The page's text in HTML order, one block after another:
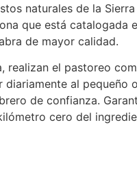
naturales de la
que está catalogada
de mayor calidad.
realizan el pastoreo
diariamente al pequeño
de confianza.
cero del